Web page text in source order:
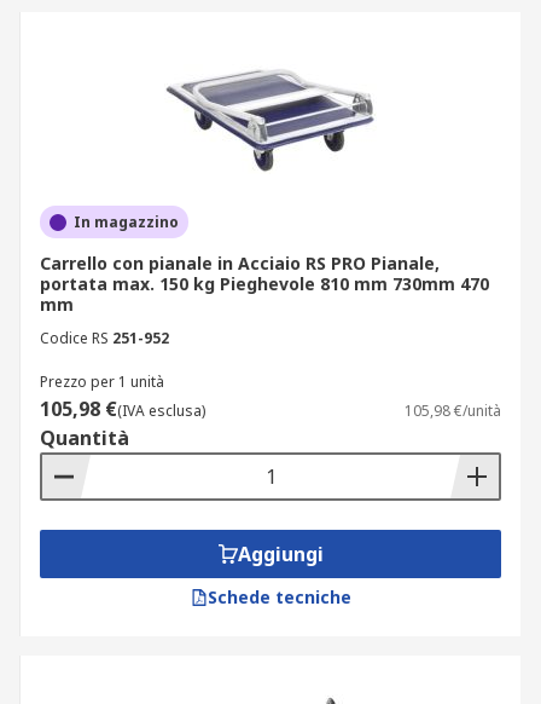
In magazzino
Carrello con pianale in Acciaio RS PRO Pianale,
portata max. 150 kg Pieghevole 810 mm 730mm 470
mm
Codice RS 251-952
Prezzo per 1 unità
105,98 €(IVA esclusa) 105,98 €/unità
Quantità
Aggiungi
Schede tecniche